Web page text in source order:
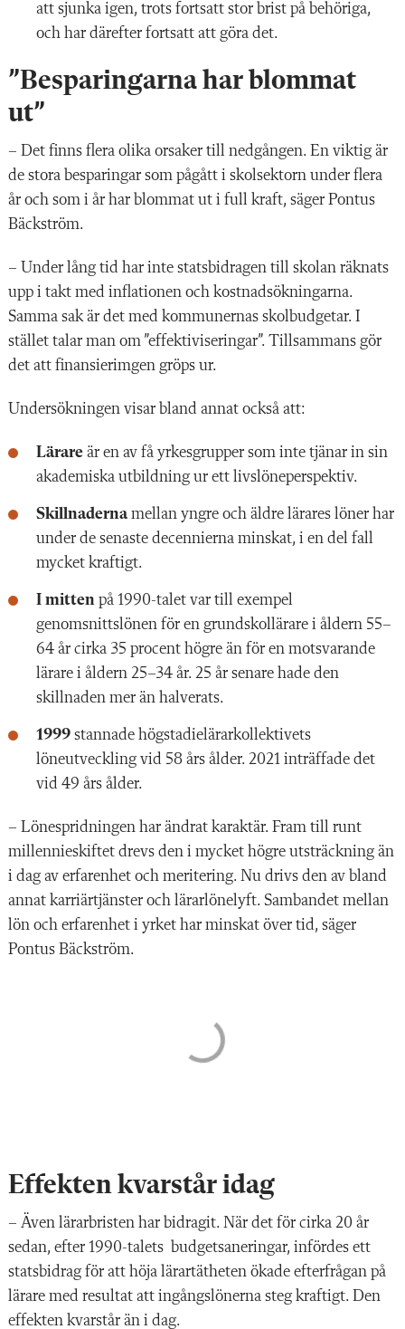
att sjunka igen, trots fortsatt stor brist på behöriga,
och har därefter fortsatt att göra det.
”Besparingarna har blommat
ut”
– Det finns flera olika orsaker till nedgången. En viktig är
de stora besparingar som pågått i skolsektorn under flera
år och som i år har blommat ut i full kraft, säger Pontus
Bäckström.
– Under lång tid har inte statsbidragen till skolan räknats
upp i takt med inflationen och kostnadsökningarna.
Samma sak är det med kommunernas skolbudgetar. I
stället talar man om ”effektiviseringar”. Tillsammans gör
det att finansierimgen gröps ur.
Undersökningen visar bland annat också att:
Lärare är en av få yrkesgrupper som inte tjänar in sin
akademiska utbildning ur ett livslöneperspektiv.
Skillnaderna mellan yngre och äldre lärares löner har
under de senaste decennierna minskat, i en del fall
mycket kraftigt.
I mitten på 1990-talet var till exempel
genomsnittslönen för en grundskollärare i åldern 55–
64 år cirka 35 procent högre än för en motsvarande
lärare i åldern 25–34 år. 25 år senare hade den
skillnaden mer än halverats.
1999 stannade högstadielärarkollektivets
löneutveckling vid 58 års ålder. 2021 inträffade det
vid 49 års ålder.
– Lönespridningen har ändrat karaktär. Fram till runt
millennieskiftet drevs den i mycket högre utsträckning än
i dag av erfarenhet och meritering. Nu drivs den av bland
annat karriärtjänster och lärarlönelyft. Sambandet mellan
lön och erfarenhet i yrket har minskat över tid, säger
Pontus Bäckström.
Effekten kvarstår idag
– Även lärarbristen har bidragit. När det för cirka 20 år
sedan, efter 1990-talets budgetsaneringar, infördes ett
statsbidrag för att höja lärartätheten ökade efterfrågan på
lärare med resultat att ingångslönerna steg kraftigt. Den
effekten kvarstår än i dag.